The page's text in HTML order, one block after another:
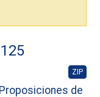
ZIP
de